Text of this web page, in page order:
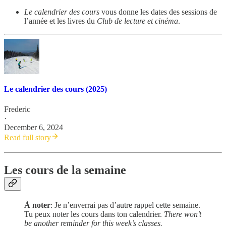
Le calendrier des cours vous donne les dates des sessions de
l’année et les livres du Club de lecture et cinéma.
Le calendrier des cours (2025)
Frederic
·
December 6, 2024
Read full story
Les cours de la semaine
À noter: Je n’enverrai pas d’autre rappel cette semaine.
Tu peux noter les cours dans ton calendrier. There won’t
be another reminder for this week’s classes.